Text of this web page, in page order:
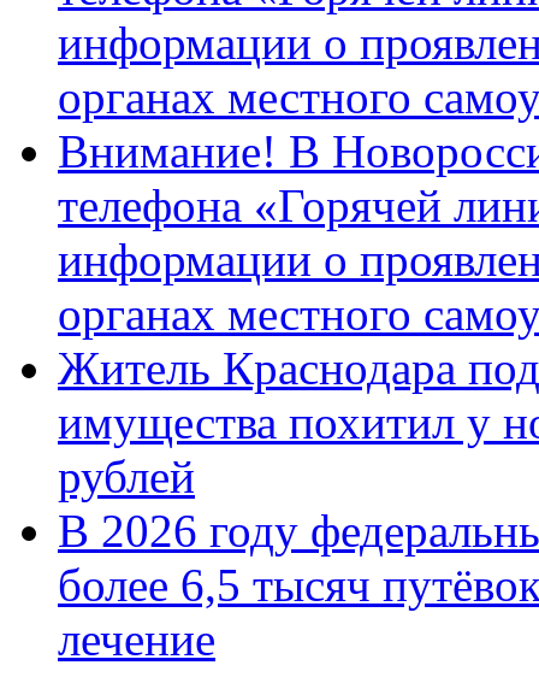
информации о
органах местного
Внимание! В
телефона «Горячей
информации о
органах местного
Житель Краснодара
имущества похитил у
рублей
В 2026 году
более 6,5 тысяч
лечение